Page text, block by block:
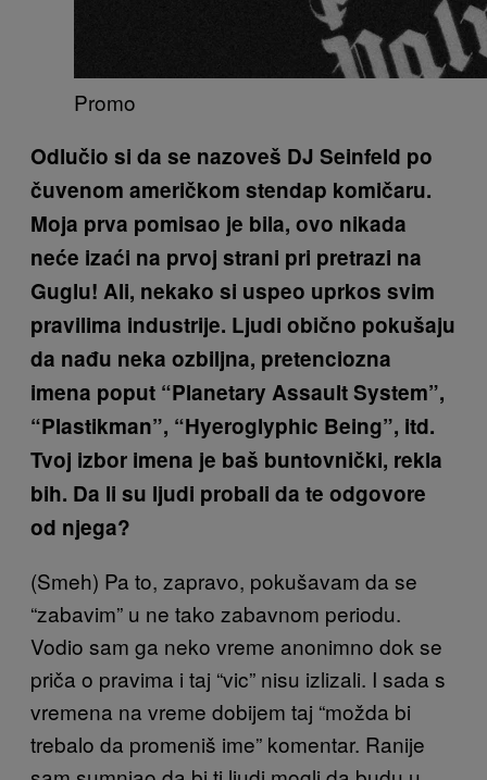
Promo
Odlučio si da se nazoveš DJ Seinfeld po
čuvenom američkom stendap komičaru.
Moja prva pomisao je bila, ovo nikada
neće izaći na prvoj strani pri pretrazi na
Guglu! Ali, nekako si uspeo uprkos svim
pravilima industrije. Ljudi obično pokušaju
da nađu neka ozbiljna, pretenciozna
imena poput “Planetary Assault System”,
“Plastikman”, “Hyeroglyphic Being”, itd.
Tvoj izbor imena je baš buntovnički, rekla
bih. Da li su ljudi probali da te odgovore
od njega?
(Smeh) Pa to, zapravo, pokušavam da se
“zabavim” u ne tako zabavnom periodu.
Vodio sam ga neko vreme anonimno dok se
priča o pravima i taj “vic” nisu izlizali. I sada s
vremena na vreme dobijem taj “možda bi
trebalo da promeniš ime” komentar. Ranije